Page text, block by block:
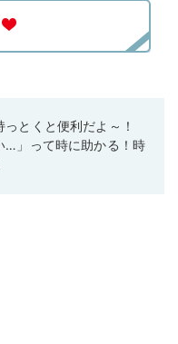
とくと便利だよ～！
…」って時に助かる！時